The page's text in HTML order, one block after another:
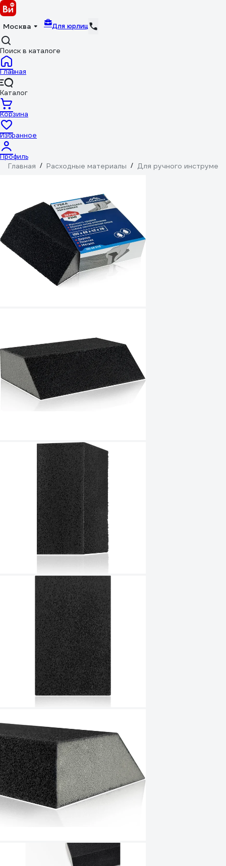
Москва Для юрлиц
Поиск в каталоге
Главная
Каталог
Корзина
Избранное
Профиль
Главная / Расходные материалы / Для ручного